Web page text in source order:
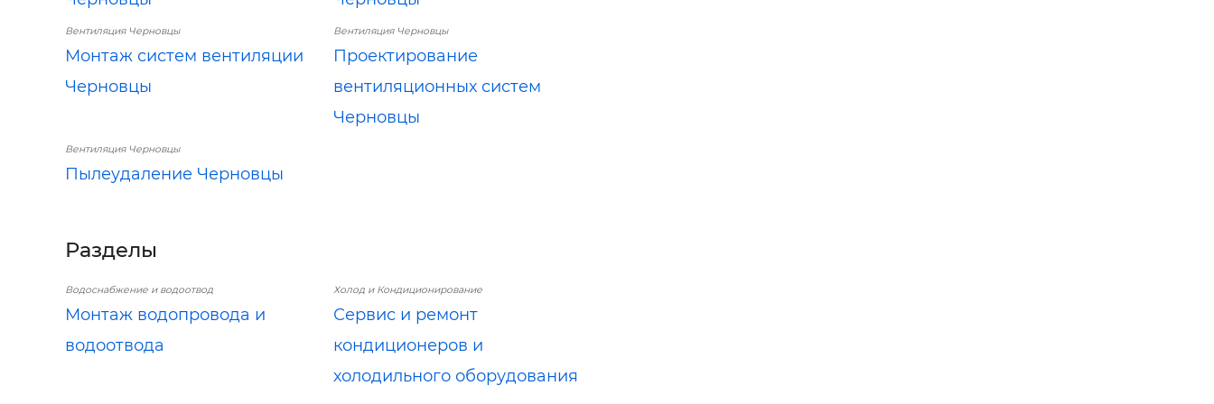
Вентиляция Черновцы
Монтаж систем вентиляции
Черновцы
Вентиляция Черновцы
Проектирование
вентиляционных систем
Черновцы
Вентиляция Черновцы
Пылеудаление Черновцы
Разделы
Водоснабжение и водоотвод
Монтаж водопровода и
водоотвода
Холод и Кондиционирование
Сервис и ремонт
кондиционеров и
холодильного оборудования